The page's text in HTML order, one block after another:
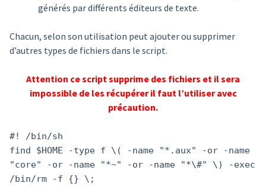
générés par différents éditeurs de texte.
Chacun, selon son utilisation peut ajouter ou supprimer
d’autres types de fichiers dans le script.
Attention ce script supprime des fichiers et il sera
impossible de les récupérer il faut l’utiliser avec
précaution.
#! /bin/sh
find $HOME -type f \( -name "*.aux" -or -name
"core" -or -name "*~" -or -name "*\#" \) -exec
/bin/rm -f {} \;